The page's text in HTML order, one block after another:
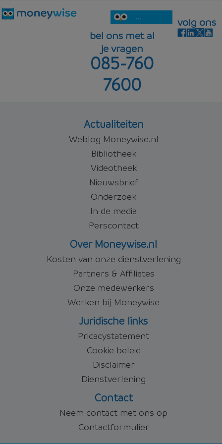
...
bel ons met al
je vragen
085-760
7600
volg ons
Actualiteiten
Weblog Moneywise.nl
Bibliotheek
Videotheek
Nieuwsbrief
Onderzoek
In de media
Perscontact
Over Moneywise.nl
Kosten van onze dienstverlening
Partners & Affiliates
Onze medewerkers
Werken bij Moneywise
Juridische links
Pricacystatement
Cookie beleid
Disclaimer
Dienstverlening
Contact
Neem contact met ons op
Contactformulier